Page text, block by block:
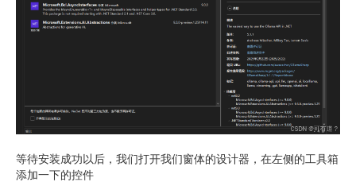
等待安装成功以后，我们打开我们窗体的设计器，在左侧的工具箱
添加一下的控件